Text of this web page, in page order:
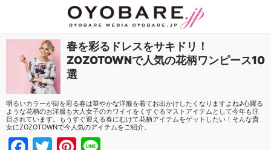
春を彩るドレスをサキドリ！
ZOZOTOWNで人気の花柄ワンピース10
選
明るいカラーが街を彩る春は華やかな洋服を着てお出かけしたくなりますよね♪心躍る
ような花柄のお洋服も大人女子のカワイイをくすぐるマストアイテムとして今年も注
目されています。もうすぐ迎える春にむけて花柄アイテムをゲットしたい！そんな貴
女にZOZOTOWNで今人気のアイテムをご紹介。